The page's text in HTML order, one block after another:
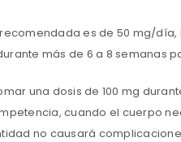
es de 50 mg/
más de 6 a 8 semanas
una dosis de 100 mg
cuando el cuerpo
no causará